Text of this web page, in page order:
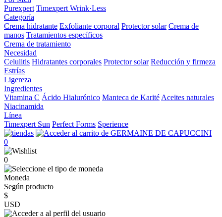
Purexpert Timexpert Wrink·Less
Categoría
Crema hidratante Exfoliante corporal Protector solar Crema de
manos Tratamientos específicos
Crema de tratamiento
Necesidad
Celulitis Hidratantes corporales Protector solar Reducción y firmeza
Estrías
Ligereza
Ingredientes
Vitamina C Ácido Hialurónico Manteca de Karité Aceites naturales
Niacinamida
Línea
Timexpert Sun Perfect Forms Sperience
0
0
Moneda
Según producto
$
USD